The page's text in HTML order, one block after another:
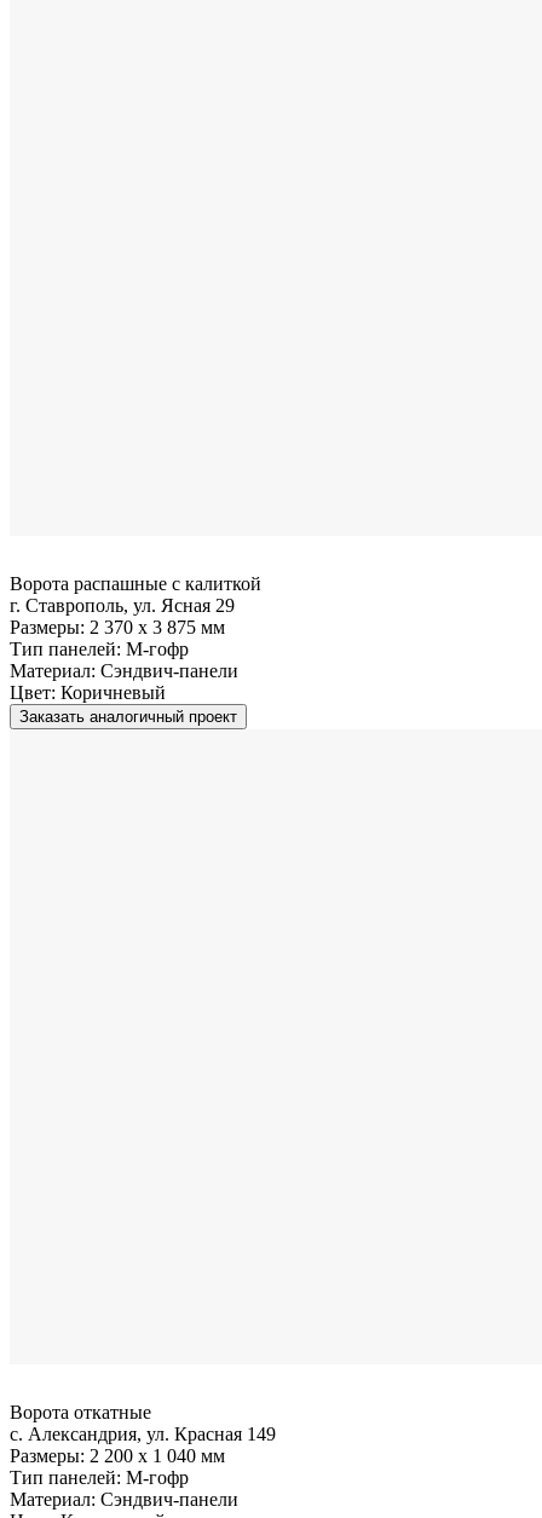
Ворота распашные с калиткой
г. Ставрополь, ул. Ясная 29
Размеры: 2 370 x 3 875 мм
Тип панелей: M-гофр
Материал: Сэндвич-панели
Цвет: Коричневый
Заказать аналогичный проект
Ворота откатные
с. Александрия, ул. Красная 149
Размеры: 2 200 x 1 040 мм
Тип панелей: M-гофр
Материал: Сэндвич-панели